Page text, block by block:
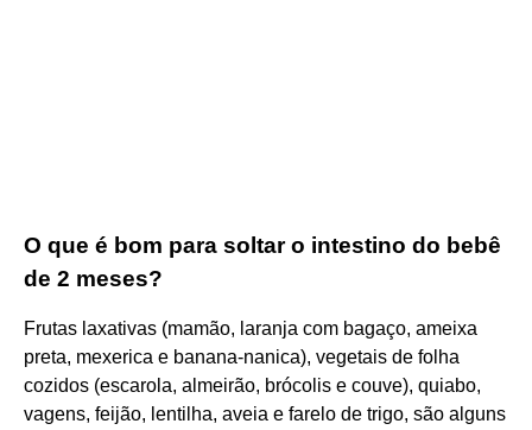
O que é bom para soltar o intestino do bebê
de 2 meses?
Frutas laxativas (mamão, laranja com bagaço, ameixa
preta, mexerica e banana-nanica), vegetais de folha
cozidos (escarola, almeirão, brócolis e couve), quiabo,
vagens, feijão, lentilha, aveia e farelo de trigo, são alguns